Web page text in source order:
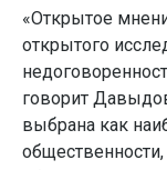
«Открытое
открытого
говорит
выбрана как